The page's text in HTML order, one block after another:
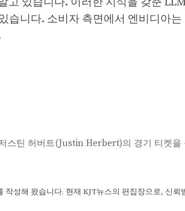
습니다. 소비자 측면에서 엔비디아
스틴 허버트(Justin Herbert)의 경기 티켓을
성해 왔습니다. 현재 KJT뉴스의 편집장으로, 신뢰